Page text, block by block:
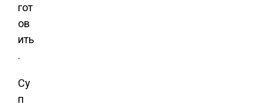
гот
ов
ить
.
Су
п